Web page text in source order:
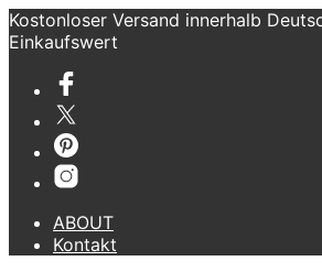
Kostonloser Versand innerhalb
Einkaufswert
ABOUT
Kontakt